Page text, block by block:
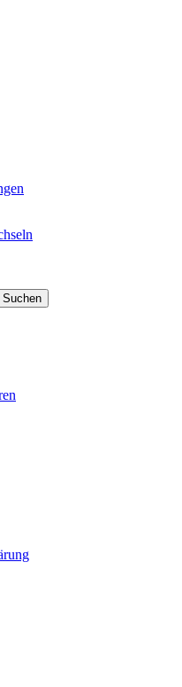
Suchen